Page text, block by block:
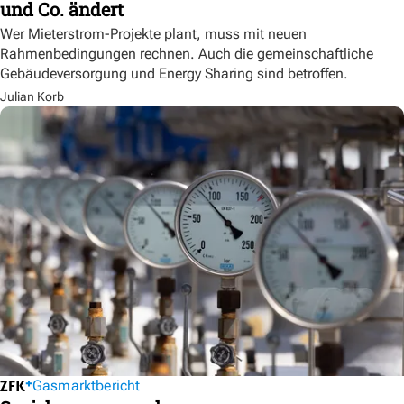
und Co. ändert
Wer Mieterstrom-Projekte plant, muss mit neuen
Rahmenbedingungen rechnen. Auch die gemeinschaftliche
Gebäudeversorgung und Energy Sharing sind betroffen.
Julian Korb
Gasmarktbericht